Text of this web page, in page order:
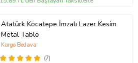
Atatürk Kocatepe İmzalı Lazer Kesim
Metal Tablo
(7)
Kargo Bedava